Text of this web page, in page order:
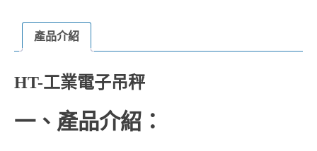
產品介紹
HT-工業電子吊秤
一、產品介紹：